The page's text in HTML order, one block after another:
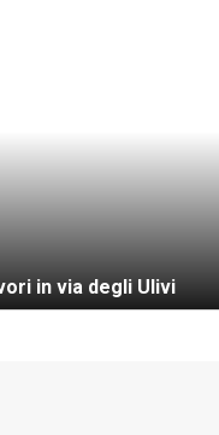
in via degli Ulivi